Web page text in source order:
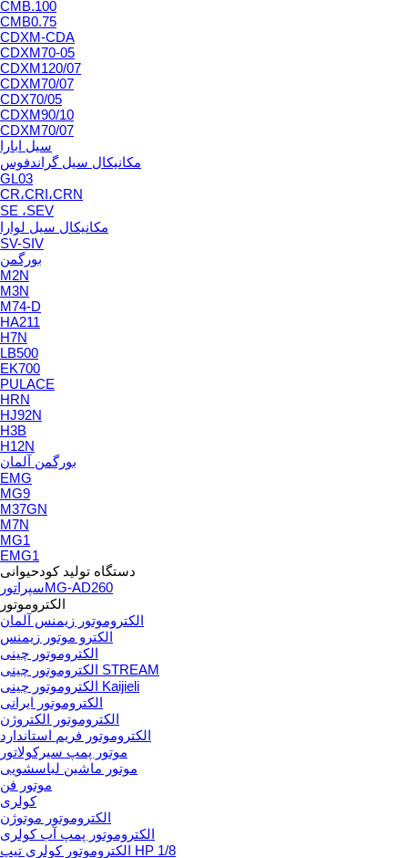
CMB.100
CMB0.75
CDXM-CDA
CDXM70-05
CDXM120/07
CDXM70/07
CDX70/05
CDXM90/10
CDXM70/07
سیل ابارا
مکانیکال سیل گراندفوس
GL03
CR،CRI،CRN
SE ،SEV
مکانیکال سیل لوارا
SV-SIV
بورگمن
M2N
M3N
M74-D
HA211
H7N
LB500
EK700
PULACE
HRN
HJ92N
H3B
H12N
بورگمن آلمان
EMG
MG9
M37GN
M7N
MG1
EMG1
دستگاه تولید کودحیوانی
سپراتورMG-AD260
الکتروموتور
الکتروموتور زیمنس آلمان
الکترو موتور زیمنس
الکتروموتور چینی
الکتروموتور چینی STREAM
الکتروموتور چینی Kaijieli
الکتروموتور ایرانی
الکتروموتور الکتروژن
الکتروموتور فریم استاندارد
موتور پمپ سیرکولاتور
موتور ماشین لباسشویی
موتور فن
کولری
الکتروموتور موتوژن
الکتروموتور پمپ آب کولری
الکتروموتور کولری تیپ HP 1/8